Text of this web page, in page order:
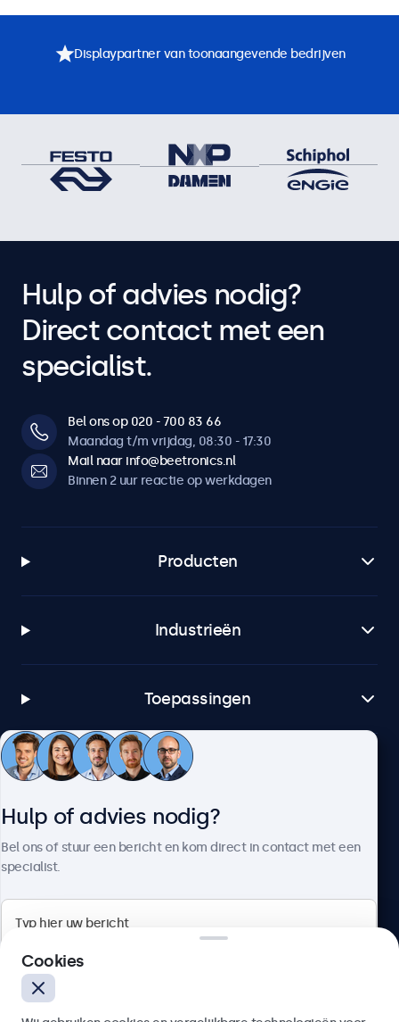
Displaypartner van toonaangevende bedrijven
Hulp of advies nodig?
Direct contact met een
specialist.
Bel ons op 020 - 700 83 66
Maandag t/m vrijdag, 08:30 - 17:30
Mail naar info@beetronics.nl
Binnen 2 uur reactie op werkdagen
Producten
Industrieën
Toepassingen
Klantenservice
Hulp of advies nodig?
Bel ons of stuur een bericht en kom direct in contact met een
specialist.
Cookies